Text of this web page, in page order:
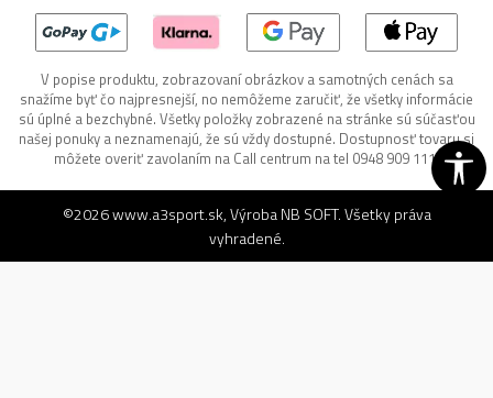
V popise produktu, zobrazovaní obrázkov a samotných cenách sa
snažíme byť čo najpresnejší, no nemôžeme zaručiť, že všetky informácie
sú úplné a bezchybné. Všetky položky zobrazené na stránke sú súčasťou
našej ponuky a neznamenajú, že sú vždy dostupné. Dostupnosť tovaru si
môžete overiť zavolaním na Call centrum na tel 0948 909 111.
©2026www.a3sport.sk, VýrobaNB SOFT. Všetky práva
vyhradené.